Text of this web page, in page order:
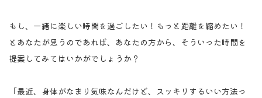
もし、一緒に楽しい時間を過ごしたい！もっと距離を縮めたい！
とあなたが思うのであれば、あなたの方から、そういった時間を
提案してみてはいかがでしょうか？
「最近、身体がなまり気味なんだけど、スッキリするいい方法っ